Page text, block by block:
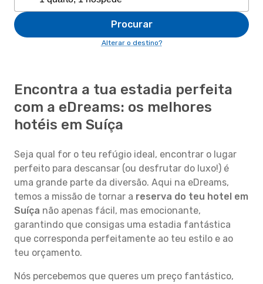
Procurar
Alterar o destino?
Encontra a tua estadia perfeita
com a eDreams: os melhores
hotéis em Suíça
Seja qual for o teu refúgio ideal, encontrar o lugar
perfeito para descansar (ou desfrutar do luxo!) é
uma grande parte da diversão. Aqui na eDreams,
temos a missão de tornar a reserva do teu hotel em
Suíça não apenas fácil, mas emocionante,
garantindo que consigas uma estadia fantástica
que corresponda perfeitamente ao teu estilo e ao
teu orçamento.
Nós percebemos que queres um preço fantástico,